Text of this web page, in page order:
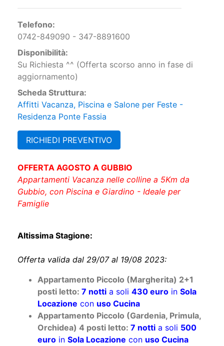
Telefono:
0742-849090 - 347-8891600
Disponibilità:
Su Richiesta ^^ (Offerta scorso anno in fase di
aggiornamento)
Scheda Struttura:
Affitti Vacanza, Piscina e Salone per Feste -
Residenza Ponte Fassia
RICHIEDI PREVENTIVO
OFFERTA AGOSTO A GUBBIO
Appartamenti Vacanza nelle colline a 5Km da
Gubbio, con Piscina e Giardino - Ideale per
Famiglie
Altissima Stagione:
Offerta valida dal 29/07 al 19/08 2023:
Appartamento Piccolo (Margherita) 2+1
posti letto: 7 notti a soli 430 euro in Sola
Locazione con uso Cucina
Appartamento Piccolo (Gardenia, Primula,
Orchidea) 4 posti letto: 7 notti a soli 500
euro in Sola Locazione con uso Cucina